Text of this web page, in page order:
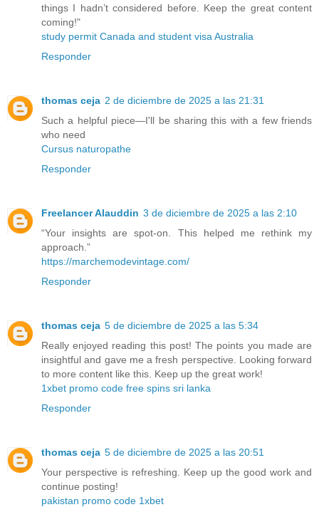
things I hadn’t considered before. Keep the great content
coming!"
study permit Canada and student visa Australia
Responder
thomas ceja 2 de diciembre de 2025 a las 21:31
Such a helpful piece—I'll be sharing this with a few friends
who need
Cursus naturopathe
Responder
Freelancer Alauddin 3 de diciembre de 2025 a las 2:10
“Your insights are spot-on. This helped me rethink my
approach.”
https://marchemodevintage.com/
Responder
thomas ceja 5 de diciembre de 2025 a las 5:34
Really enjoyed reading this post! The points you made are
insightful and gave me a fresh perspective. Looking forward
to more content like this. Keep up the great work!
1xbet promo code free spins sri lanka
Responder
thomas ceja 5 de diciembre de 2025 a las 20:51
Your perspective is refreshing. Keep up the good work and
continue posting!
pakistan promo code 1xbet